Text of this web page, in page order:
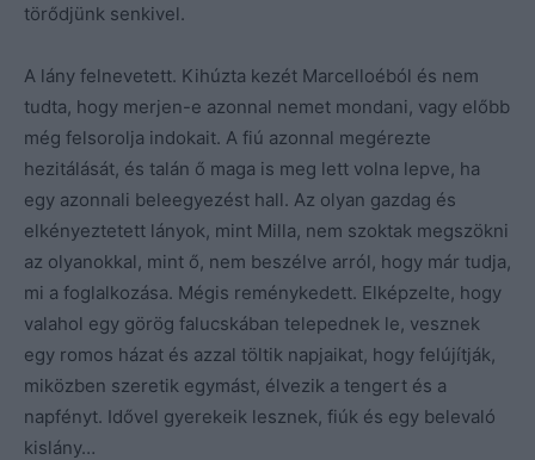
törődjünk senkivel.
A lány felnevetett. Kihúzta kezét Marcelloéból és nem
tudta, hogy merjen-e azonnal nemet mondani, vagy előbb
még felsorolja indokait. A fiú azonnal megérezte
hezitálását, és talán ő maga is meg lett volna lepve, ha
egy azonnali beleegyezést hall. Az olyan gazdag és
elkényeztetett lányok, mint Milla, nem szoktak megszökni
az olyanokkal, mint ő, nem beszélve arról, hogy már tudja,
mi a foglalkozása. Mégis reménykedett. Elképzelte, hogy
valahol egy görög falucskában telepednek le, vesznek
egy romos házat és azzal töltik napjaikat, hogy felújítják,
miközben szeretik egymást, élvezik a tengert és a
napfényt. Idővel gyerekeik lesznek, fiúk és egy belevaló
kislány…